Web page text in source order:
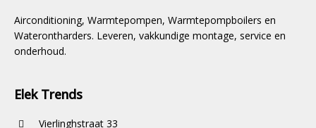
Airconditioning, Warmtepompen, Warmtepompboilers en
Waterontharders. Leveren, vakkundige montage, service en
onderhoud.
Elek Trends
Vierlinghstraat 33